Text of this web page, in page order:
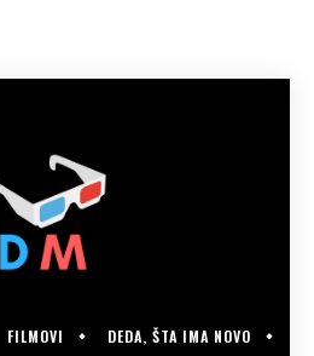
FILMOVI
DEDA, ŠTA IMA NOVO